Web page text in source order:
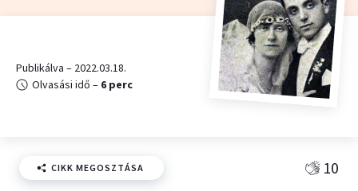
Publikálva – 2022.03.18.
Olvasási idő – 6 perc
CIKK MEGOSZTÁSA 10